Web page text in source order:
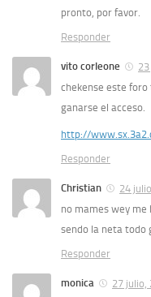
pronto, por favor.
Responder
vito corleone
chekense este
ganarse el acceso.
http://
Responder
Christian
24
no mames wey
sendo la neta todo
Responder
monica
27 julio,